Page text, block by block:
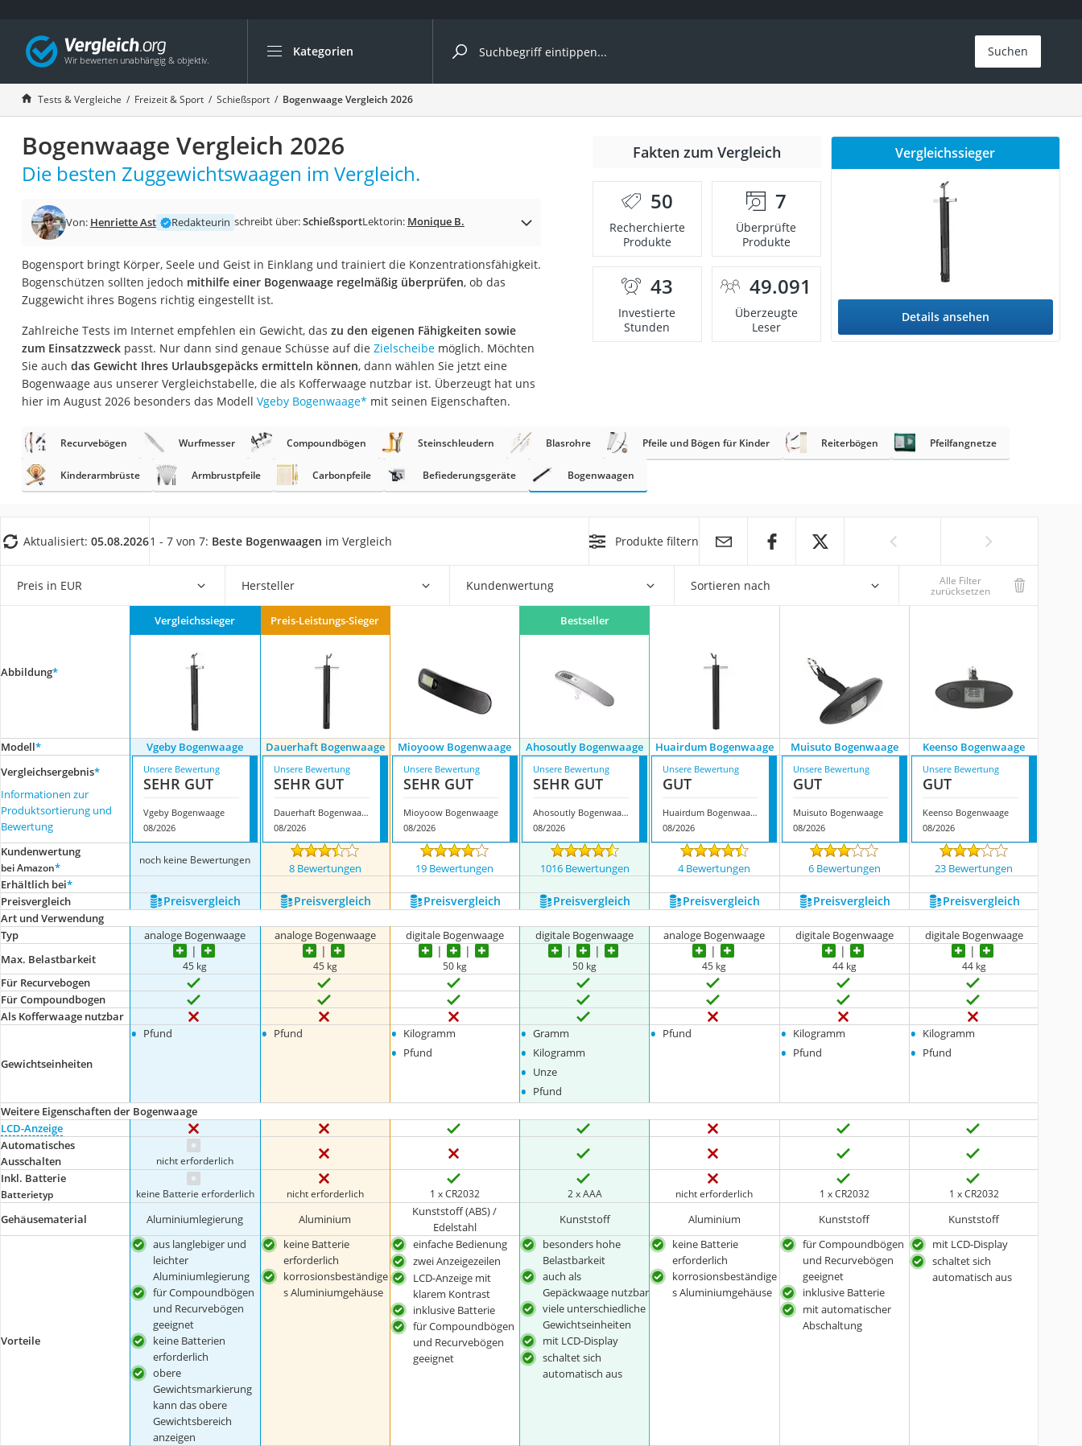
Kategorien
Die beliebtesten Vergleiche nach Kategorie
Freizeit & Sport
Gartentrampolin
Trampolin
Metalldetektor
Eufab-Fahrradträger
Trampolin 366 cm
Aluminium-Koffer
Futterboot
E-Bike-Dreirad
Trekkingschuhe Herren
Reisetasche mit Rollen
Koffer
Nachtsichtgerät
Vibrationsplatte
Wanderschuhe Herren
Sicherheitsweste Reiten
Service
Suchen
Tests & Vergleiche Freizeit & Sport Schießsport Bogenwaage Vergleich 2026
Bogenwaage Vergleich 2026
Die besten Zuggewichtswaagen im Vergleich.
Von: Henriette Ast Redakteurin schreibt über:SchießsportLektorin: Monique B.
Bogensport bringt Körper, Seele und Geist in Einklang und trainiert die Konzentrationsfähigkeit.
Bogenschützen sollten jedoch mithilfe einer Bogenwaage regelmäßig überprüfen, ob das
Zuggewicht ihres Bogens richtig eingestellt ist.
Zahlreiche Tests im Internet empfehlen ein Gewicht, das zu den eigenen Fähigkeiten sowie
zum Einsatzzweckpasst. Nur dann sind genaue Schüsse auf die Zielscheibemöglich. Möchten
Sie auch das Gewicht Ihres Urlaubsgepäcks ermitteln können, dann wählen Sie jetzt eine
Bogenwaage aus unserer Vergleichstabelle, die als Kofferwaage nutzbar ist. Überzeugt hat uns
hier im August 2026 besonders das Modell Vgeby Bogenwaage* mit seinen Eigenschaften.
Fakten zum Vergleich
50
Recherchierte
Produkte
7
Überprüfte
Produkte
43
Investierte
Stunden
49.091
Überzeugte
Leser
Vergleichssieger
Details ansehen
Recurvebögen Wurfmesser Compoundbögen Steinschleudern Blasrohre Pfeile und Bögen für Kinder Reiterbögen Pfeilfangnetze
Kinderarmbrüste Armbrustpfeile Carbonpfeile Befiederungsgeräte Bogenwaagen
Aktualisiert: 05.08.20261 - 7 von 7: Beste Bogenwaagen im Vergleich Produkte filtern
Preis in EUR Hersteller Kundenwertung Sortieren nach Alle Filter
zurücksetzen
Abbildung*
Vergleichssieger Preis-Leistungs-Sieger Bestseller
Modell* Vgeby Bogenwaage Dauerhaft Bogenwaage Mioyoow Bogenwaage Ahosoutly Bogenwaage Huairdum Bogenwaage Muisuto Bogenwaage
Keenso Bogenwaage
Vergleichsergebnis*
Informationen zur
Produktsortierung und
Bewertung
Unsere Bewertung
SEHR GUT
Vgeby Bogenwaage
08/2026
Unsere Bewertung
SEHR GUT
Dauerhaft Bogenwaage
08/2026
Unsere Bewertung
SEHR GUT
Mioyoow Bogenwaage
08/2026
Unsere Bewertung
SEHR GUT
Ahosoutly Bogenwaage
08/2026
Unsere Bewertung
GUT
Huairdum Bogenwaage
08/2026
Unsere Bewertung
GUT
Muisuto Bogenwaage
08/2026
Unsere Bewertung
GUT
Keenso Bogenwaage
08/2026
Kundenwertung
bei Amazon*
noch keine Bewertungen
8 Bewertungen 19 Bewertungen 1016 Bewertungen 4 Bewertungen 6 Bewertungen
23 Bewertungen
Erhältlich bei*
Preis­vergleich
Preis­vergleich Preis­vergleich Preis­vergleich Preis­vergleich Preis­vergleich Preis­vergleich Preis­vergleich
Art und Verwendung
Typ
analoge Bogenwaage analoge Bogenwaage digitale Bogenwaage digitale Bogenwaage analoge Bogenwaage digitale Bogenwaage
digitale Bogenwaage
Max. Belastbarkeit
45 kg 45 kg 50 kg 50 kg 45 kg 44 kg 44 kg
Für Recurvebogen
Für Compoundbogen
Als Kofferwaage nutzbar
Gewichtseinheiten
• Pfund • Pfund • Kilogramm
• Pfund
• Gramm
• Kilogramm
• Unze
• Pfund
• Pfund • Kilogramm
• Pfund
• Kilogramm
• Pfund
Weitere Eigenschaften der Bogenwaage
LCD-Anzeige
Automatisches
Ausschalten
nicht erforderlich
Inkl. Batterie
Batterietyp keine Batterie erforderlich nicht erforderlich 1 x CR2032 2 x AAA nicht erforderlich 1 x CR2032 1 x CR2032
Gehäusematerial Aluminiumlegierung Aluminium
Kunststoff (ABS) /
Edelstahl
Kunststoff Aluminium Kunststoff Kunststoff
Vorteile
aus langlebiger und
leichter
Aluminiumlegierung
für Compoundbögen
und Recurvebögen
geeignet
keine Batterien
erforderlich
obere
Gewichtsmarkierung
kann das obere
Gewichtsbereich
anzeigen
keine Batterie
erforderlich
korrosionsbeständige
s Aluminiumgehäuse
einfache Bedienung
zwei Anzeigezeilen
LCD-Anzeige mit
klarem Kontrast
inklusive Batterie
für Compoundbögen
und Recurvebögen
geeignet
besonders hohe
Belastbarkeit
auch als
Gepäckwaage nutzbar
viele unterschiedliche
Gewichtseinheiten
mit LCD-Display
schaltet sich
automatisch aus
keine Batterie
erforderlich
korrosionsbeständige
s Aluminiumgehäuse
für Compoundbögen
und Recurvebögen
geeignet
inklusive Batterie
mit automatischer
Abschaltung
mit LCD-Display
schaltet sich
automatisch aus